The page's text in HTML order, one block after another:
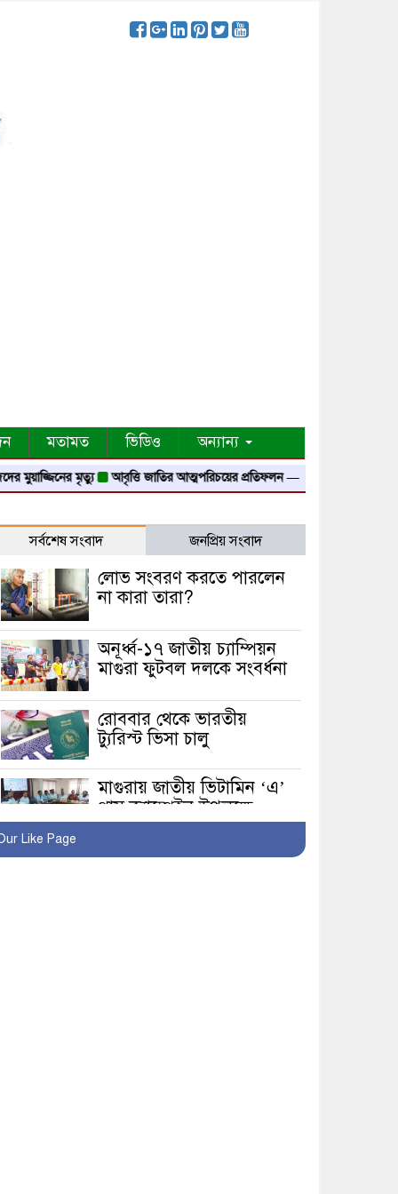
মতামত ভিডিও অন্যান্য
মৃত্যু আবৃত্তি জাতির আত্মপরিচয়ের প্রতিফলন — সংস্কৃতি মন্ত্রী
সর্বশেষ সংবাদ জনপ্রিয় সংবাদ
লোভ সংবরণ করতে পারলেন
না কারা তারা?
অনূর্ধ্ব-১৭ জাতীয় চ্যাম্পিয়ন
মাগুরা ফুটবল দলকে সংবর্ধনা
রোববার থেকে ভারতীয়
ট্যুরিস্ট ভিসা চালু
মাগুরায় জাতীয় ভিটামিন ‘এ’
প্লাস ক্যাম্পেইন উপলক্ষে
সাংবাদিক অবহিতকরণ
Like Page